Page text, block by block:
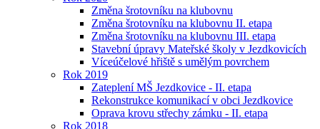
Změna šrotovníku na klubovnu
Změna šrotovníku na klubovnu II. etapa
Změna šrotovníku na klubovnu III. etapa
Stavební úpravy Mateřské školy v Jezdkovicích
Víceúčelové hřiště s umělým povrchem
Rok 2019
Zateplení MŠ Jezdkovice - II. etapa
Rekonstrukce komunikací v obci Jezdkovice
Oprava krovu střechy zámku - II. etapa
Rok 2018